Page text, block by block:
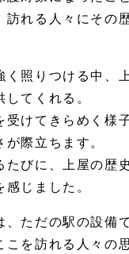
訪れる人々にその
く照りつける中、
てくれる。
受けてきらめく様
際立ちます。
たびに、上屋の歴
じました。
、ただの駅の設備
こを訪れる人々の